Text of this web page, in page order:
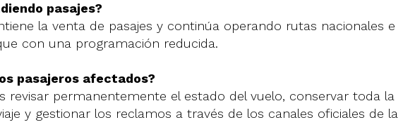
pasajes?
la venta de pasajes y continúa operando rutas nacionales e
con una programación reducida.
pasajeros afectados?
revisar permanentemente el estado del vuelo, conservar toda la
y gestionar los reclamos a través de los canales oficiales de la